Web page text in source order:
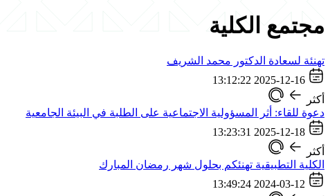
مجتمع الكلية
تهنئة لسعادة الدكتور محمد الشريف
2025-12-16 13:12:22
أكثر
دعوة للقاء: أثر المسؤولية الاجتماعية على الطلبة في البيئة الجامعية
2025-12-18 13:23:31
أكثر
الكلية التطبيقية تهنئكم بحلول شهر رمضان المبارك
2024-03-12 13:49:24